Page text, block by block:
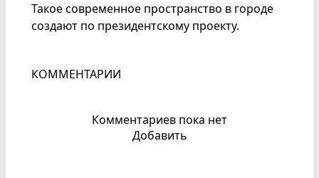
Такое современное пространство в городе
создают по президентскому проекту.
КОММЕНТАРИИ
Комментариев пока нет
Добавить